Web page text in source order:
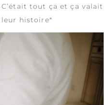
tout ça et ça valait
leur histoire*